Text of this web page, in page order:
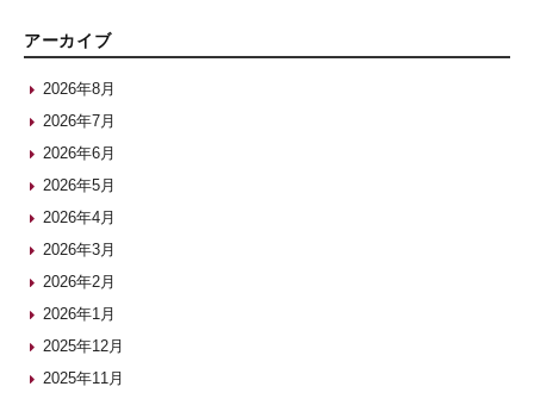
アーカイブ
2026年8月
2026年7月
2026年6月
2026年5月
2026年4月
2026年3月
2026年2月
2026年1月
2025年12月
2025年11月